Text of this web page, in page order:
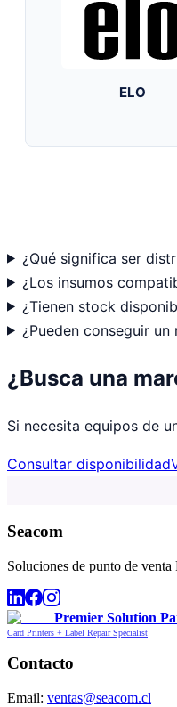
ELO
¿Qué significa ser
¿Los insumos
¿Tienen stock
¿Pueden conseguir
¿Busca una
Si necesita equipos de
Consultar disponibilidad
Seacom
Soluciones de punto de venta
Premier Solution
Card Printers + Label Repair Specialist
Contacto
Email: ventas@seacom.cl